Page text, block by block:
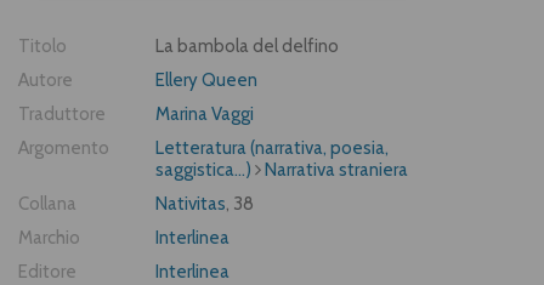
Titolo
La bambola del delfino
Autore
Ellery Queen
Traduttore
Marina Vaggi
Argomento
Letteratura (narrativa, poesia,
saggistica...)
Narrativa straniera
Collana
Nativitas, 38
Marchio
Interlinea
Editore
Interlinea